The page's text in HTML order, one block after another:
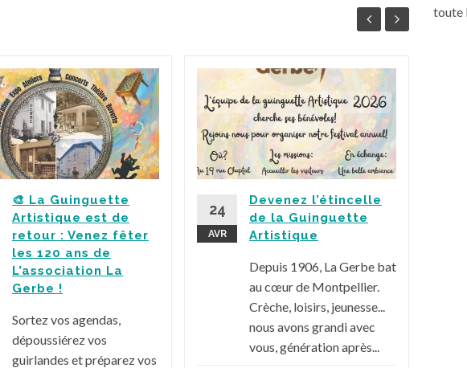
🎨 La Guinguette
Artistique est de
retour : Venez fêter
les 120 ans de
L’association La
Gerbe !
Sortez vos agendas,
dépoussiérez vos
guirlandes et préparez vos
24
AVR
Devenez l’étincelle
de la Guinguette
Artistique
Depuis 1906, La Gerbe bat
au cœur de Montpellier.
Crèche, loisirs, jeunesse...
nous avons grandi avec
vous, génération après...
toute